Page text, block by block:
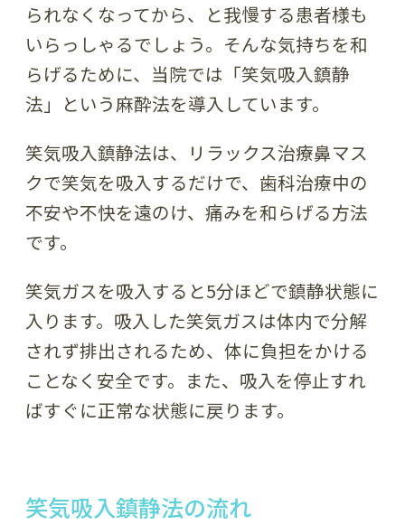
られなくなってから、と我慢する患者様も
いらっしゃるでしょう。そんな気持ちを和
らげるために、当院では「笑気吸入鎮静
法」という麻酔法を導入しています。
笑気吸入鎮静法は、リラックス治療鼻マス
クで笑気を吸入するだけで、歯科治療中の
不安や不快を遠のけ、痛みを和らげる方法
です。
笑気ガスを吸入すると5分ほどで鎮静状態に
入ります。吸入した笑気ガスは体内で分解
されず排出されるため、体に負担をかける
ことなく安全です。また、吸入を停止すれ
ばすぐに正常な状態に戻ります。
笑気吸入鎮静法の流れ